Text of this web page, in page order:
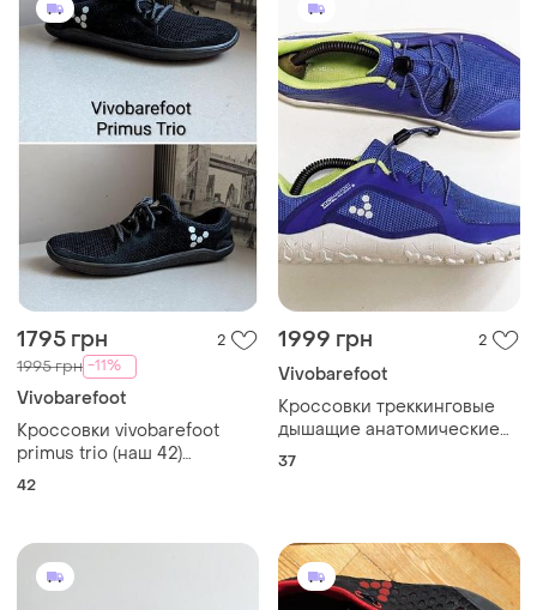
1795 грн 2
1995 грн -11%
Vivobarefoot
Кроссовки vivobarefoot
primus trio (наш 42)
мужские оригинал натур.
42
1999 грн 2
Vivobarefoot
Кроссовки треккинговые
дышащие анатомические
barefoot босоноги
37